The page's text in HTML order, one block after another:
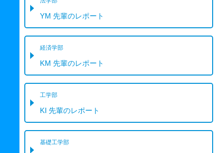
YM 先輩のレポート
経済学部
KM 先輩のレポート
工学部
KI 先輩のレポート
基礎工学部